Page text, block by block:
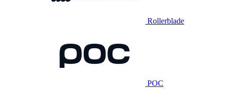
Rollerblade
POC